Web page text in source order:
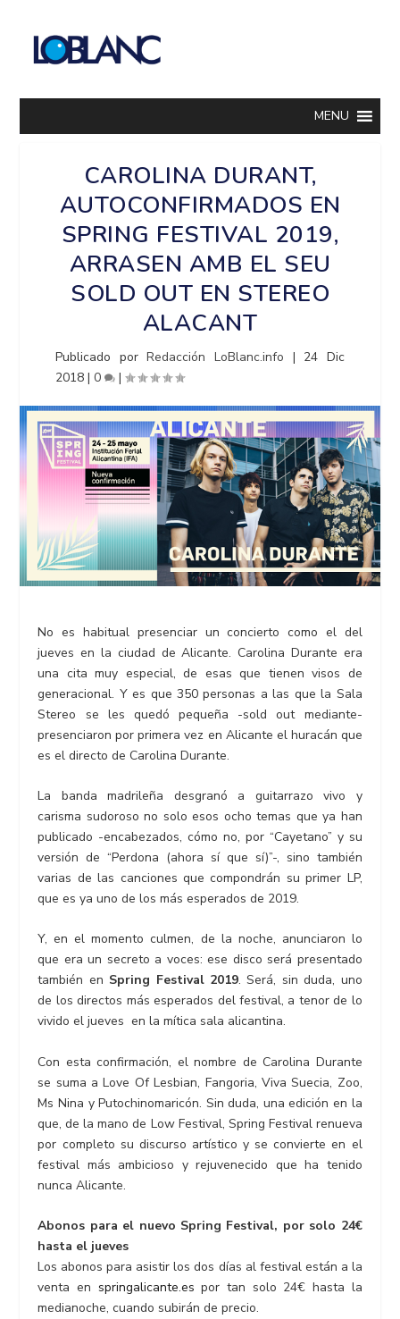
MENU
CAROLINA DURANT,
AUTOCONFIRMADOS EN
SPRING FESTIVAL 2019,
ARRASEN AMB EL SEU
SOLD OUT EN STEREO
ALACANT
Publicado porRedacción LoBlanc.info | 24 Dic
2018 |0 |
No es habitual presenciar un concierto como el del
jueves en la ciudad de Alicante. Carolina Durante era
una cita muy especial, de esas que tienen visos de
generacional. Y es que 350 personas a las que la Sala
Stereo se les quedó pequeña -sold out mediante-
presenciaron por primera vez en Alicante el huracán que
es el directo de Carolina Durante.
La banda madrileña desgranó a guitarrazo vivo y
carisma sudoroso no solo esos ocho temas que ya han
publicado -encabezados, cómo no, por “Cayetano” y su
versión de “Perdona (ahora sí que sí)”-, sino también
varias de las canciones que compondrán su primer LP,
que es ya uno de los más esperados de 2019.
Y, en el momento culmen, de la noche, anunciaron lo
que era un secreto a voces: ese disco será presentado
también en Spring Festival 2019. Será, sin duda, uno
de los directos más esperados del festival, a tenor de lo
vivido el jueves en la mítica sala alicantina.
Con esta confirmación, el nombre de Carolina Durante
se suma a Love Of Lesbian, Fangoria, Viva Suecia, Zoo,
Ms Nina y Putochinomaricón. Sin duda, una edición en la
que, de la mano de Low Festival, Spring Festival renueva
por completo su discurso artístico y se convierte en el
festival más ambicioso y rejuvenecido que ha tenido
nunca Alicante.
Abonos para el nuevo Spring Festival, por solo 24€
hasta el jueves
Los abonos para asistir los dos días al festival están a la
venta en springalicante.es por tan solo 24€ hasta la
medianoche, cuando subirán de precio.